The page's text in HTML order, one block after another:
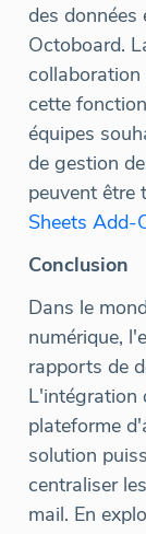
des données
Octoboard.
cette
équipes
de gestion
peuvent être
Sheets Add-
Conclusion
Dans le
numérique,
rapports de
L'intégration
plateforme
solution
centraliser
mail. En